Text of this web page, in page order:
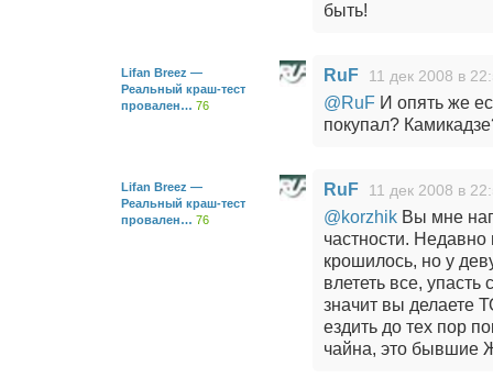
быть!
Lifan Breez —
Реальный краш-тест
провален… 76
RuF 11 дек 2008 в
@RuFИ опять же
покупал?
Lifan Breez —
Реальный краш-тест
провален… 76
RuF 11 дек 2008 в
@korzhikВы мне
частности. Недавно
крошилось, но у
влететь все,
значит вы делаете
ездить до тех пор
чайна, это бывшие